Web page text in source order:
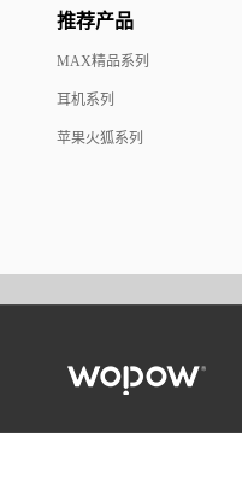
推荐产品
MAX精品系列
耳机系列
苹果火狐系列